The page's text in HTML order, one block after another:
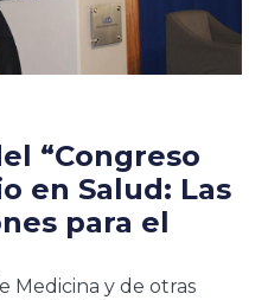
“Congreso
en Salud: Las
para el
Medicina y de otras